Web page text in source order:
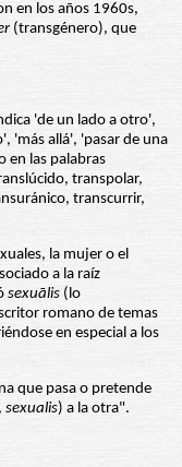
en los años 1960s,
(transgénero), que
'de un lado a otro',
'más allá', 'pasar de una
en las palabras
transpolar,
transcurrir,
la mujer o el
a la raíz
sexuālis (lo
romano de temas
en especial a los
que pasa o pretende
, sexualis) a la otra".